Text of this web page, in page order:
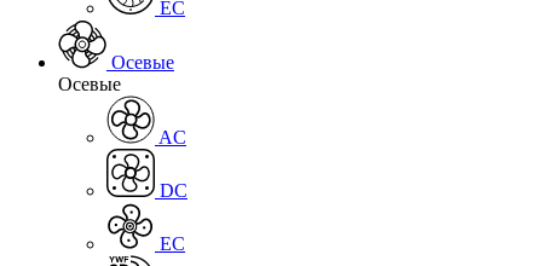
EC
Осевые
Осевые
AC
DC
EC